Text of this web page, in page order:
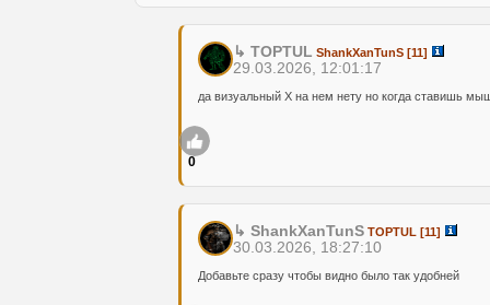
↳ TOPTUL ShankXanTunS[11]
29.03.2026, 12:01:17
да визуальный Х на нем нету но когда ставишь
0
↳ ShankXanTunS TOPTUL [11]
30.03.2026, 18:27:10
Добавьте сразу чтобы видно было так удобней